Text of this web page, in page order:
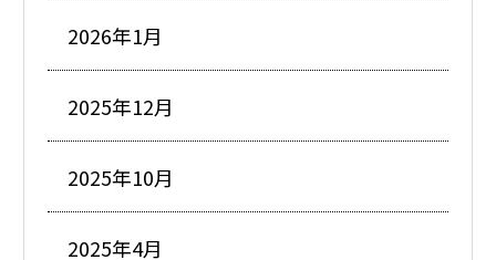
2026年1月
2025年12月
2025年10月
2025年4月